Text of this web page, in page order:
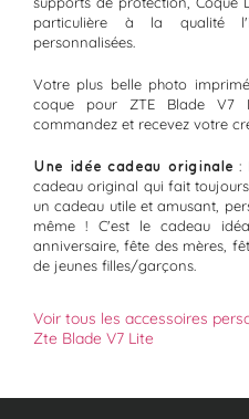
particulière à la qualité
personnalisées.
Votre plus belle photo
coque pour ZTE Blade V7
commandez et recevez votre
Une idée cadeau originale :
cadeau original qui fait
un cadeau utile et amusant,
même ! C'est le cadeau
anniversaire, fête des mères,
de jeunes filles/garçons.
Voir tous les accessoires
Zte Blade V7 Lite